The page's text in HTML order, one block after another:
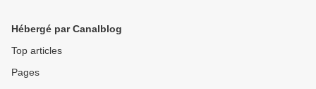
Hébergé par Canalblog
Top articles
Pages